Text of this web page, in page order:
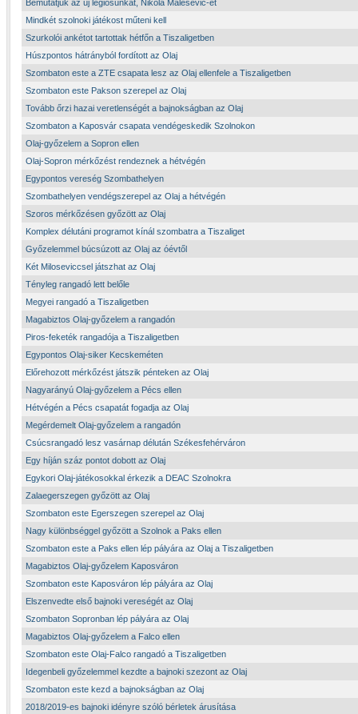
Bemutatjuk az új légiósunkat, Nikola Malesevic-et
Mindkét szolnoki játékost műteni kell
Szurkolói ankétot tartottak hétfőn a Tiszaligetben
Húszpontos hátrányból fordított az Olaj
Szombaton este a ZTE csapata lesz az Olaj ellenfele a Tiszaligetben
Szombaton este Pakson szerepel az Olaj
Tovább őrzi hazai veretlenségét a bajnokságban az Olaj
Szombaton a Kaposvár csapata vendégeskedik Szolnokon
Olaj-győzelem a Sopron ellen
Olaj-Sopron mérkőzést rendeznek a hétvégén
Egypontos vereség Szombathelyen
Szombathelyen vendégszerepel az Olaj a hétvégén
Szoros mérkőzésen győzött az Olaj
Komplex délutáni programot kínál szombatra a Tiszaliget
Győzelemmel búcsúzott az Olaj az óévtől
Két Miloseviccsel játszhat az Olaj
Tényleg rangadó lett belőle
Megyei rangadó a Tiszaligetben
Magabiztos Olaj-győzelem a rangadón
Piros-feketék rangadója a Tiszaligetben
Egypontos Olaj-siker Kecskeméten
Előrehozott mérkőzést játszik pénteken az Olaj
Nagyarányú Olaj-győzelem a Pécs ellen
Hétvégén a Pécs csapatát fogadja az Olaj
Megérdemelt Olaj-győzelem a rangadón
Csúcsrangadó lesz vasárnap délután Székesfehérváron
Egy híján száz pontot dobott az Olaj
Egykori Olaj-játékosokkal érkezik a DEAC Szolnokra
Zalaegerszegen győzött az Olaj
Szombaton este Egerszegen szerepel az Olaj
Nagy különbséggel győzött a Szolnok a Paks ellen
Szombaton este a Paks ellen lép pályára az Olaj a Tiszaligetben
Magabiztos Olaj-győzelem Kaposváron
Szombaton este Kaposváron lép pályára az Olaj
Elszenvedte első bajnoki vereségét az Olaj
Szombaton Sopronban lép pályára az Olaj
Magabiztos Olaj-győzelem a Falco ellen
Szombaton este Olaj-Falco rangadó a Tiszaligetben
Idegenbeli győzelemmel kezdte a bajnoki szezont az Olaj
Szombaton este kezd a bajnokságban az Olaj
2018/2019-es bajnoki idényre szóló bérletek árusítása